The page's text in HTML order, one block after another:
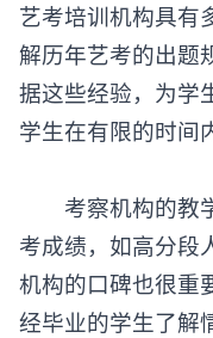
艺考培训机构具有
解历年艺考的出题
据这些经验，为学
学生在有限的时间
考察机构的教学
考成绩，如高分段
机构的口碑也很重
经毕业的学生了解